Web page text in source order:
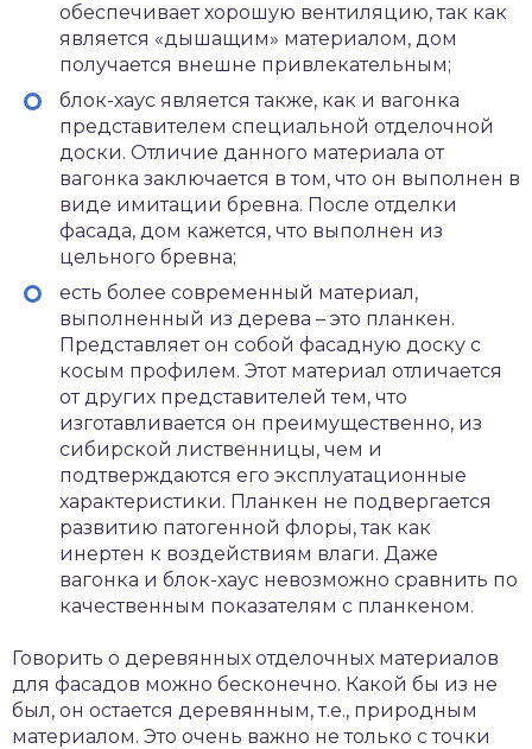
обеспечивает хорошую вентиляцию, так как
является «дышащим» материалом, дом
получается внешне привлекательным;
блок-хаус является также, как и вагонка
представителем специальной отделочной
доски. Отличие данного материала от
вагонка заключается в том, что он выполнен в
виде имитации бревна. После отделки
фасада, дом кажется, что выполнен из
цельного бревна;
есть более современный материал,
выполненный из дерева – это планкен.
Представляет он собой фасадную доску с
косым профилем. Этот материал отличается
от других представителей тем, что
изготавливается он преимущественно, из
сибирской лиственницы, чем и
подтверждаются его эксплуатационные
характеристики. Планкен не подвергается
развитию патогенной флоры, так как
инертен к воздействиям влаги. Даже
вагонка и блок-хаус невозможно сравнить по
качественным показателям с планкеном.
Говорить о деревянных отделочных материалов
для фасадов можно бесконечно. Какой бы из не
был, он остается деревянным, т.е., природным
материалом. Это очень важно не только с точки